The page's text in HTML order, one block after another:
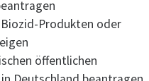
Produkten oder
öffentlichen